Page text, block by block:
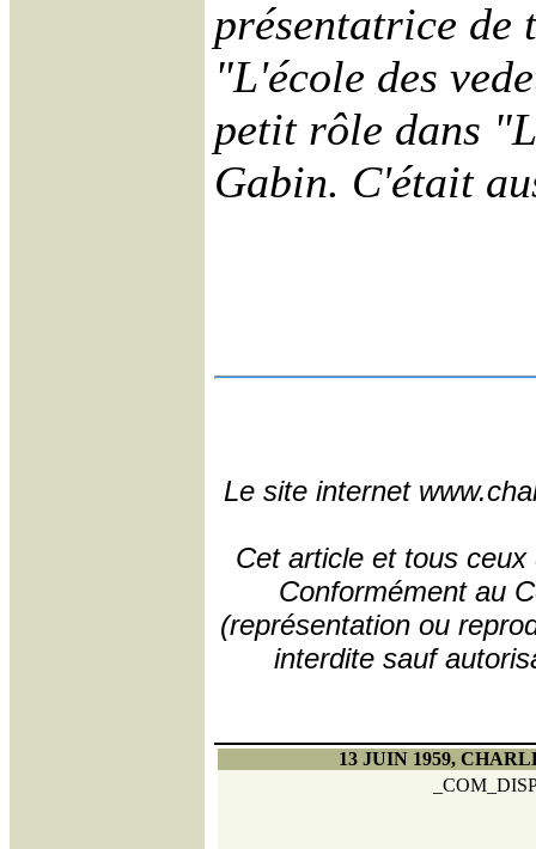
présentatrice de
"L'école des
petit rôle dans
Gabin. C'était
Le site internet
Cet article et tous
Conformément au
(représentation ou
interdite sauf
13 JUIN 1959,